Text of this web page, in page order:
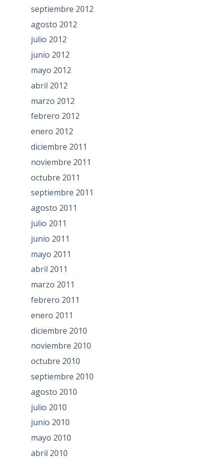
septiembre 2012
agosto 2012
julio 2012
junio 2012
mayo 2012
abril 2012
marzo 2012
febrero 2012
enero 2012
diciembre 2011
noviembre 2011
octubre 2011
septiembre 2011
agosto 2011
julio 2011
junio 2011
mayo 2011
abril 2011
marzo 2011
febrero 2011
enero 2011
diciembre 2010
noviembre 2010
octubre 2010
septiembre 2010
agosto 2010
julio 2010
junio 2010
mayo 2010
abril 2010